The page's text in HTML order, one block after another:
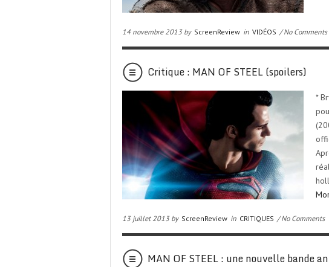
14 novembre 2013 by ScreenReview in VIDÉOS / No Comments
Critique : MAN OF STEEL (spoilers)
*
13 juillet 2013 by ScreenReview in CRITIQUES / No Comments
MAN OF STEEL : une nouvelle bande